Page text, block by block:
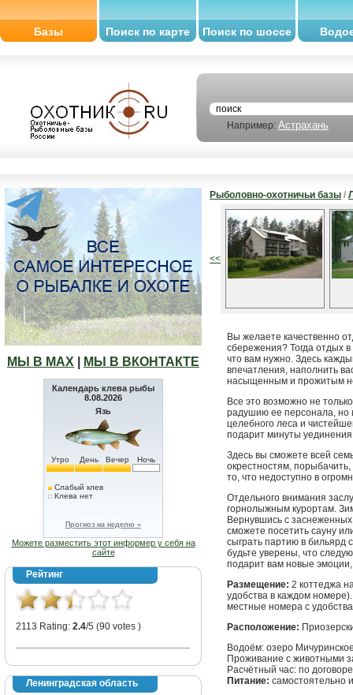
Базы Поиск по карте Поиск по шоссе
Например: Астрахань
МЫ В МАХ МЫ В ВКОНТАКТЕ
Календарь клева рыбы
8.08.2026
Язь
Утро День Вечер Ночь
Слабый клев
Клева нет
Прогноз на неделю »
Можете разместить этот информер у себя на
сайте
Рейтинг
2113 Rating: 2.4/5 (90 votes )
Ленинградская область
Рыболовно-охотничьи базы /
<<
Вы желаете качественно
сбережения? Тогда отдых
что вам нужно. Здесь
впечатления, наполнить
насыщенным и прожитым
Все это возможно не
радушию ее персонала, но
целебного леса и
подарит минуты
Здесь вы сможете всей
окрестностям,
то, что недоступно в
Отдельного внимания
горнолыжным курортам.
Вернувшись с
сможете посетить сауну
сыграть партию в
будьте уверены, что
подарит вам новые
Размещение: 2 коттеджа
удобства в каждом
местные номера с
Расположение:
Водоём: озеро
Проживание с животными
Расчётный час: по
Питание: самостоятельно